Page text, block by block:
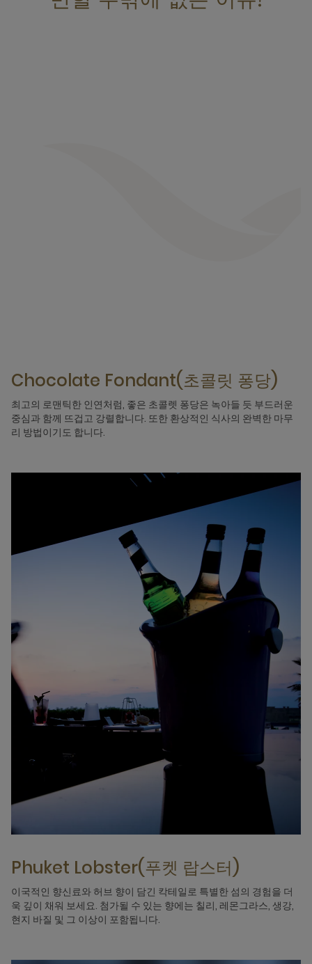
Chocolate Fondant(초콜릿 퐁당)
최고의 로맨틱한 인연처럼, 좋은 초콜렛 퐁당은 녹아들 듯 부드러운
중심과 함께 뜨겁고 강렬합니다. 또한 환상적인 식사의 완벽한 마무
리 방법이기도 합니다.
Phuket Lobster(푸켓 랍스터)
이국적인 향신료와 허브 향이 담긴 칵테일로 특별한 섬의 경험을 더
욱 깊이 채워 보세요. 첨가될 수 있는 향에는 칠리, 레몬그라스, 생강,
현지 바질 및 그 이상이 포함됩니다.